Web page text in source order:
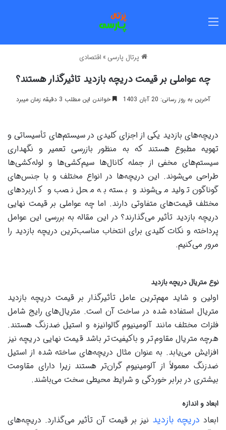
پرتال پارسی » اقتصادی
چه عواملی بر قیمت دریچه بازدید تاثیرگذار هستند؟
آخرین به روز رسانی: 20 آبان 1403 خواندن این مطلب 3 دقیقه زمان میبرد
دریچه‌های بازدید یکی از اجزای کلیدی در سیستم‌های تأسیساتی و
تهویه مطبوع هستند که به منظور بازرسی تعمیر و نگهداری
سیستم‌های مخفی از جمله کانال‌ها سیم‌کشی‌ها و لوله‌کشی‌ها
طراحی می‌شوند. این دریچه‌ها در انواع مختلف و با جنس‌های
گوناگون تولید می‌شوند و بسته به محل نصب و کاربردهای
مختلف قیمت‌های متفاوتی دارند. اما چه عواملی بر قیمت نهایی
دریچه بازدید تأثیر می‌گذارند؟ در این مقاله به بررسی این عوامل
پرداخته و نکات کلیدی برای انتخاب مناسب‌ترین دریچه بازدید را
مرور می‌کنیم.
نوع متریال دریچه بازدید
اولین و شاید مهم‌ترین عامل تأثیرگذار بر قیمت دریچه بازدید
متریال استفاده شده در ساخت آن است. متریال‌های رایج شامل
فلزات مختلف مانند آلومینیوم گالوانیزه و استیل ضدزنگ هستند.
هرچه متریال مقاوم‌تر و باکیفیت‌تر باشد قیمت نهایی دریچه نیز
افزایش می‌یابد. به عنوان مثال دریچه‌های ساخته شده از استیل
ضدزنگ معمولاً از آلومینیوم گران‌تر هستند زیرا دارای مقاومت
بیشتری در برابر خوردگی و شرایط محیطی سخت می‌باشند.
ابعاد و اندازه
ابعاد دریچه بازدید نیز بر قیمت آن تأثیر می‌گذارد. دریچه‌های